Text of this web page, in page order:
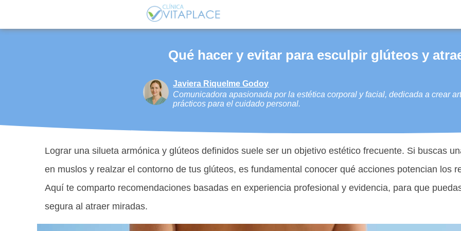
Qué hacer y evitar para esculpir glúteos y
Javiera Riquelme Godoy
Comunicadora apasionada por la estética corporal y facial, dedicada a crear
prácticos para el cuidado personal.
Lograr una silueta armónica y glúteos definidos suele ser un objetivo estético frecuente. Si buscas
en muslos y realzar el contorno de tus glúteos, es fundamental conocer qué acciones potencian los
Aquí te comparto recomendaciones basadas en experiencia profesional y evidencia, para que
segura al atraer miradas.